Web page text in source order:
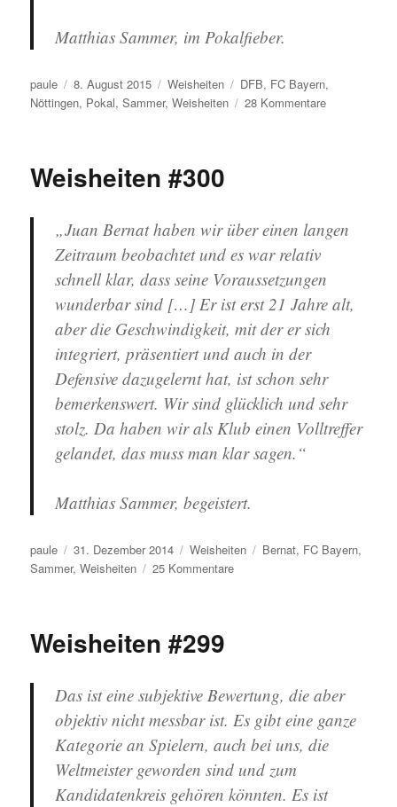
Matthias Sammer, im Pokalfieber.
Autor
paule
Veröffentlicht
am
8. August 2015 Kategorien
Weisheiten Schlagwörter
DFB, FC Bayern,
Nöttingen, Pokal,Sammer,Weisheiten 28 Kommentarezu
Weisheiten #300
„Juan Bernat haben wir über einen langen
Zeitraum beobachtet und es war relativ
schnell klar, dass seine Voraussetzungen
wunderbar sind […] Er ist erst 21 Jahre alt,
aber die Geschwindigkeit, mit der er sich
integriert, präsentiert und auch in der
Defensive dazugelernt hat, ist schon sehr
bemerkenswert. Wir sind glücklich und sehr
stolz. Da haben wir als Klub einen Volltreffer
gelandet, das muss man klar sagen.“
Matthias Sammer, begeistert.
Autor
paule
Veröffentlicht
am
31. Dezember 2014 Kategorien
Weisheiten Schlagwörter
Bernat, FC Bayern,
Sammer,Weisheiten 25 Kommentarezu
Weisheiten #299
Das ist eine subjektive Bewertung, die aber
objektiv nicht messbar ist. Es gibt eine ganze
Kategorie an Spielern, auch bei uns, die
Weltmeister geworden sind und zum
Kandidatenkreis gehören könnten. Es ist